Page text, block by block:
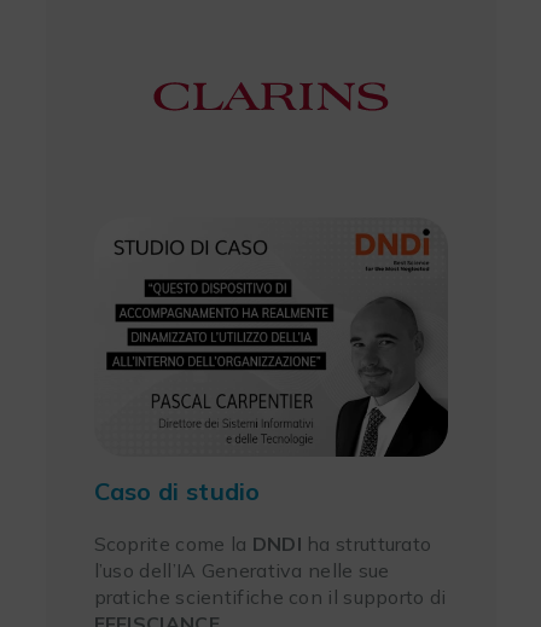
Caso di studio
Scoprite come la DNDI ha strutturato
l’uso dell’IA Generativa nelle sue
pratiche scientifiche con il supporto di